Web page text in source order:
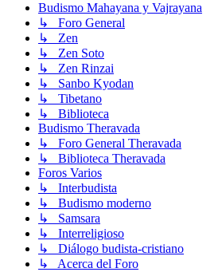
Budismo Mahayana y Vajrayana
↳ Foro General
↳ Zen
↳ Zen Soto
↳ Zen Rinzai
↳ Sanbo Kyodan
↳ Tibetano
↳ Biblioteca
Budismo Theravada
↳ Foro General Theravada
↳ Biblioteca Theravada
Foros Varios
↳ Interbudista
↳ Budismo moderno
↳ Samsara
↳ Interreligioso
↳ Diálogo budista-cristiano
↳ Acerca del Foro